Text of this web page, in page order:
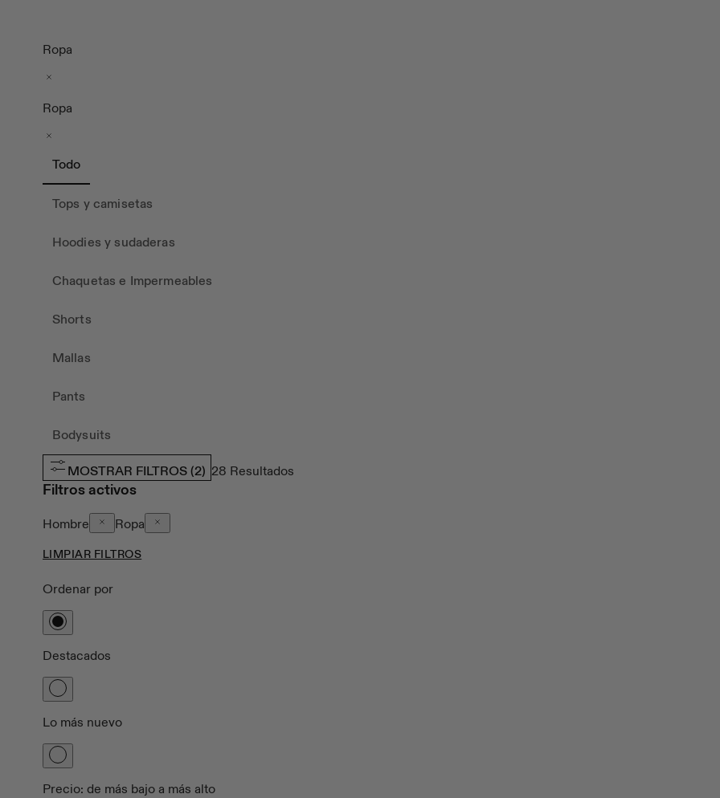
Ropa
Ropa
Todo
Tops y camisetas
Hoodies y sudaderas
Chaquetas e Impermeables
Shorts
Mallas
Pants
Bodysuits
MOSTRAR FILTROS (2) 28 Resultados
Filtros activos
Hombre Ropa
LIMPIAR FILTROS
Ordenar por
Destacados
Lo más nuevo
Precio: de más bajo a más alto